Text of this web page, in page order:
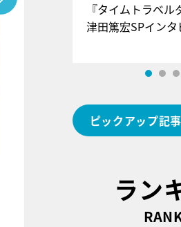
』＝LOV
インタ
『タイムトラベ
津田篤宏SP
ピックアップ記
ラン